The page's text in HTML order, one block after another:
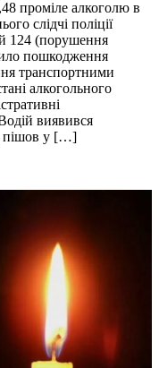
проміле алкоголю в
слідчі поліції
124 (порушення
пошкодження
транспортними
алкогольного
виявився
пішов у […]